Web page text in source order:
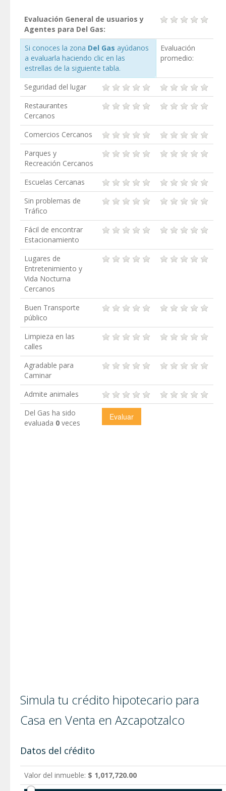
Evaluación General de usuarios y
Agentes para Del Gas:
Si conoces la zona Del Gas ayúdanos
a evaluarla haciendo clic en las
estrellas de la siguiente tabla.
Evaluación
promedio:
Seguridad del lugar
Restaurantes
Cercanos
Comercios Cercanos
Parques y
Recreación Cercanos
Escuelas Cercanas
Sin problemas de
Tráfico
Fácil de encontrar
Estacionamiento
Lugares de
Entretenimiento y
Vida Nocturna
Cercanos
Buen Transporte
público
Limpieza en las
calles
Agradable para
Caminar
Admite animales
Del Gas ha sido
evaluada 0 veces
Simula tu crédito hipotecario para
Casa en Venta en Azcapotzalco
Datos del cŕédito
Valor del inmueble: $ 1,017,720.00